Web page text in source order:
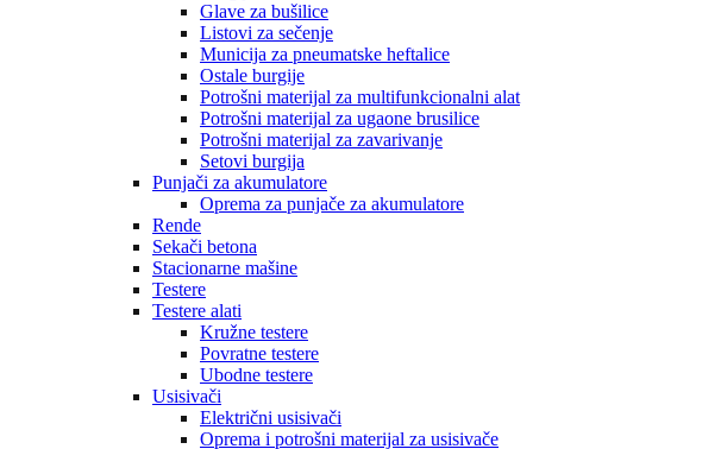
Glave za bušilice
Listovi za sečenje
Municija za pneumatske heftalice
Ostale burgije
Potrošni materijal za multifunkcionalni alat
Potrošni materijal za ugaone brusilice
Potrošni materijal za zavarivanje
Setovi burgija
Punjači za akumulatore
Oprema za punjače za akumulatore
Rende
Sekači betona
Stacionarne mašine
Testere
Testere alati
Kružne testere
Povratne testere
Ubodne testere
Usisivači
Električni usisivači
Oprema i potrošni materijal za usisivače